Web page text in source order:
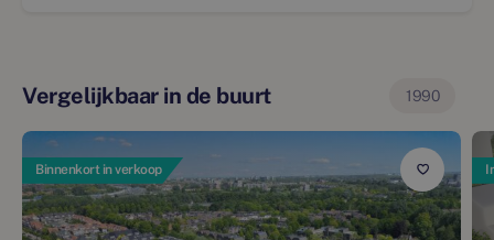
Vergelijkbaar in de buurt 1990
Binnenkort in verkoop